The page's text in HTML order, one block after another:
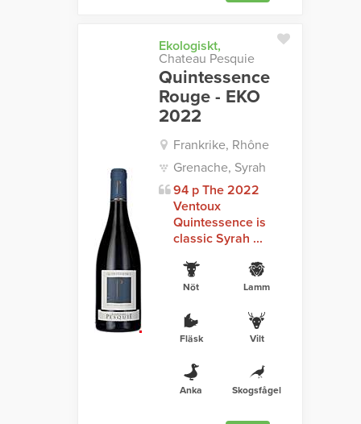
Ekologiskt,
Chateau Pesquie
Quintessence
Rouge - EKO
2022
Frankrike, Rhône
Grenache, Syrah
94 p The 2022
Ventoux
Quintessence is
classic Syrah ...
Nöt Lamm
Fläsk Vilt
Anka Skogsfågel